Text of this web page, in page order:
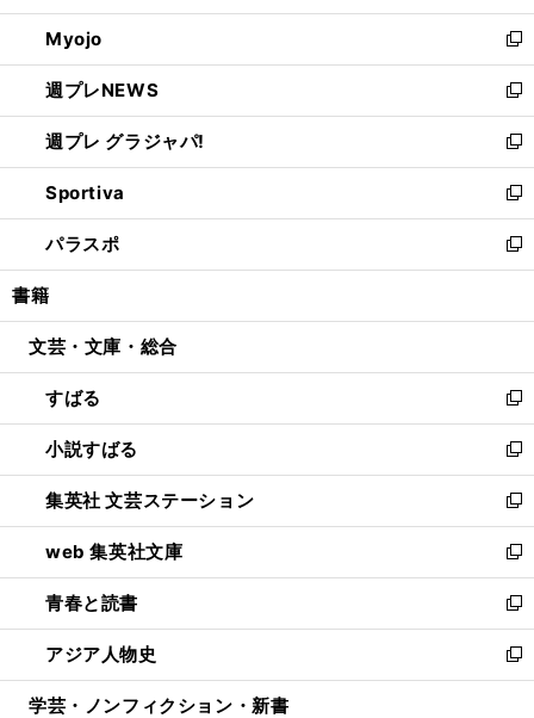
開
く
ウ
で
開
く
ン
ド
ウ
で
開
く
ウ
ィ
ン
ド
ウ
で
開
く
Myojo
新
し
い
ウ
ィ
ン
ド
ウ
で
開
週プレNEWS
新
し
い
ウ
ィ
ン
ド
ウ
開
週プレ グラジャパ!
新
し
い
ウ
ィ
ン
ウ
開
く
Sportiva
新
し
い
ウ
ン
ウ
で
開
く
パラスポ
新
し
ウ
ン
ド
ウ
で
開
く
書籍
文芸・文庫・総合
すばる
新
し
い
ウ
ィ
ン
ド
ウ
で
開
く
小説すばる
新
し
い
ウ
ィ
ン
ド
ウ
で
開
集英社 文芸ステーション
新
し
い
ウ
ィ
ン
ド
ウ
web 集英社文庫
新
し
い
ウ
ィ
ン
青春と読書
新
し
い
ウ
アジア人物史
新
し
学芸・ノンフィクション・新書